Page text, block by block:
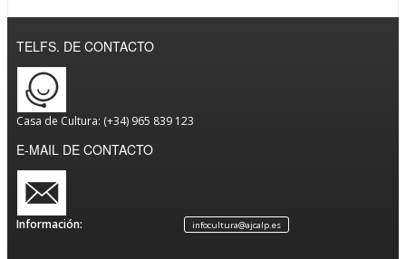
TELFS. DE CONTACTO
Casa de Cultura: (+34) 965 839 123
E-MAIL DE CONTACTO
Información: infocultura@ajcalp.es